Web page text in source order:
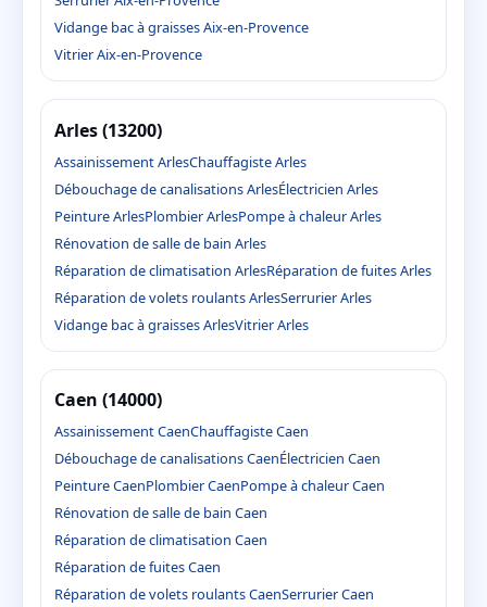
Vidange bac à graisses Aix-en-Provence
Vitrier Aix-en-Provence
Arles (13200)
Assainissement ArlesChauffagiste Arles
Débouchage de canalisations ArlesÉlectricien Arles
Peinture ArlesPlombier ArlesPompe à chaleur Arles
Rénovation de salle de bain Arles
Réparation de climatisation ArlesRéparation de fuites Arles
Réparation de volets roulants ArlesSerrurier Arles
Vidange bac à graisses ArlesVitrier Arles
Caen (14000)
Assainissement CaenChauffagiste Caen
Débouchage de canalisations CaenÉlectricien Caen
Peinture CaenPlombier CaenPompe à chaleur Caen
Rénovation de salle de bain Caen
Réparation de climatisation Caen
Réparation de fuites Caen
Réparation de volets roulants CaenSerrurier Caen